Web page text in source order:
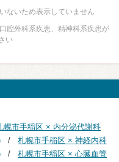
ないため表示していません
腔外科系疾患、精神科系疾患が
い
幌市手稲区 × 内分泌代謝科
札幌市手稲区 × 神経内科
札幌市手稲区 × 心臓血管